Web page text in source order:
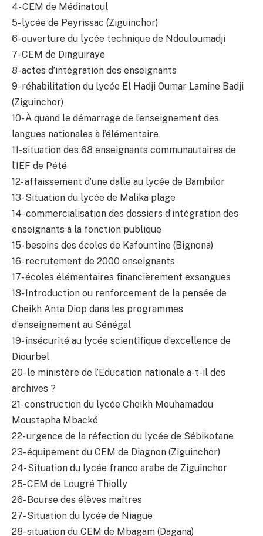
4- CEM de Médinatoul
5- lycée de Peyrissac (Ziguinchor)
6- ouverture du lycée technique de Ndouloumadji
7- CEM de Dinguiraye
8- actes d’intégration des enseignants
9- réhabilitation du lycée El Hadji Oumar Lamine Badji
(Ziguinchor)
10- À quand le démarrage de l’enseignement des
langues nationales à l’élémentaire
11- situation des 68 enseignants communautaires de
l’IEF de Pété
12- affaissement d’une dalle au lycée de Bambilor
13- Situation du lycée de Malika plage
14- commercialisation des dossiers d’intégration des
enseignants à la fonction publique
15- besoins des écoles de Kafountine (Bignona)
16- recrutement de 2000 enseignants
17- écoles élémentaires financièrement exsangues
18- Introduction ou renforcement de la pensée de
Cheikh Anta Diop dans les programmes
d’enseignement au Sénégal
19- insécurité au lycée scientifique d’excellence de
Diourbel
20- le ministère de l’Education nationale a-t-il des
archives ?
21- construction du lycée Cheikh Mouhamadou
Moustapha Mbacké
22- urgence de la réfection du lycée de Sébikotane
23- équipement du CEM de Diagnon (Ziguinchor)
24- Situation du lycée franco arabe de Ziguinchor
25- CEM de Lougré Thiolly
26- Bourse des élèves maîtres
27- Situation du lycée de Niague
28- situation du CEM de Mbagam (Dagana)